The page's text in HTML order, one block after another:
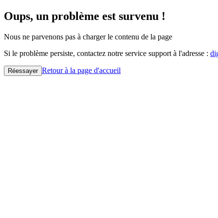
Oups, un problème est survenu !
Nous ne parvenons pas à charger le contenu de la page
Si le problème persiste, contactez notre service support à l'adresse :
Réessayer Retour à la page d'accueil